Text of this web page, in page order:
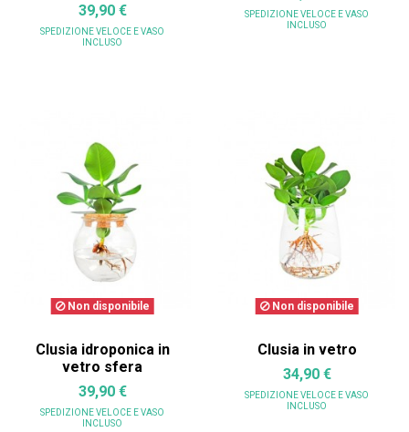
39,90 €
SPEDIZIONE VELOCE E VASO
INCLUSO
SPEDIZIONE VELOCE E VASO
INCLUSO
Non disponibile
Clusia idroponica in
vetro sfera
39,90 €
SPEDIZIONE VELOCE E VASO
INCLUSO
Non disponibile
Clusia in vetro
34,90 €
SPEDIZIONE VELOCE E VASO
INCLUSO